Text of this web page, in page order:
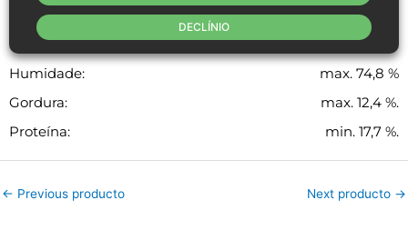
Margem de tolerância de dados físico-químicos
Humidade:
max. 74,8 %
Gordura:
max. 12,4 %.
Proteína:
min. 17,7 %.
← Previous producto Next producto →
DECLÍNIO